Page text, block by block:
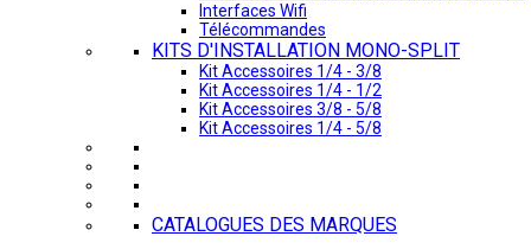
Interfaces Wifi
Télécommandes
KITS D'INSTALLATION MONO-SPLIT
Kit Accessoires 1/4 - 3/8
Kit Accessoires 1/4 - 1/2
Kit Accessoires 3/8 - 5/8
Kit Accessoires 1/4 - 5/8
CATALOGUES DES MARQUES